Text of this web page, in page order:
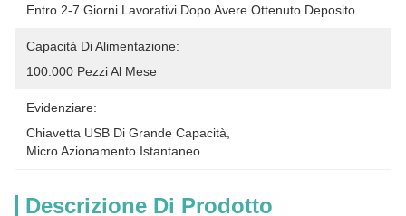
Entro 2-7 Giorni Lavorativi Dopo Avere Ottenuto Deposito
Capacità Di Alimentazione:
100.000 Pezzi Al Mese
Evidenziare:
Chiavetta USB Di Grande Capacità
Micro Azionamento Istantaneo
Descrizione Di Prodotto